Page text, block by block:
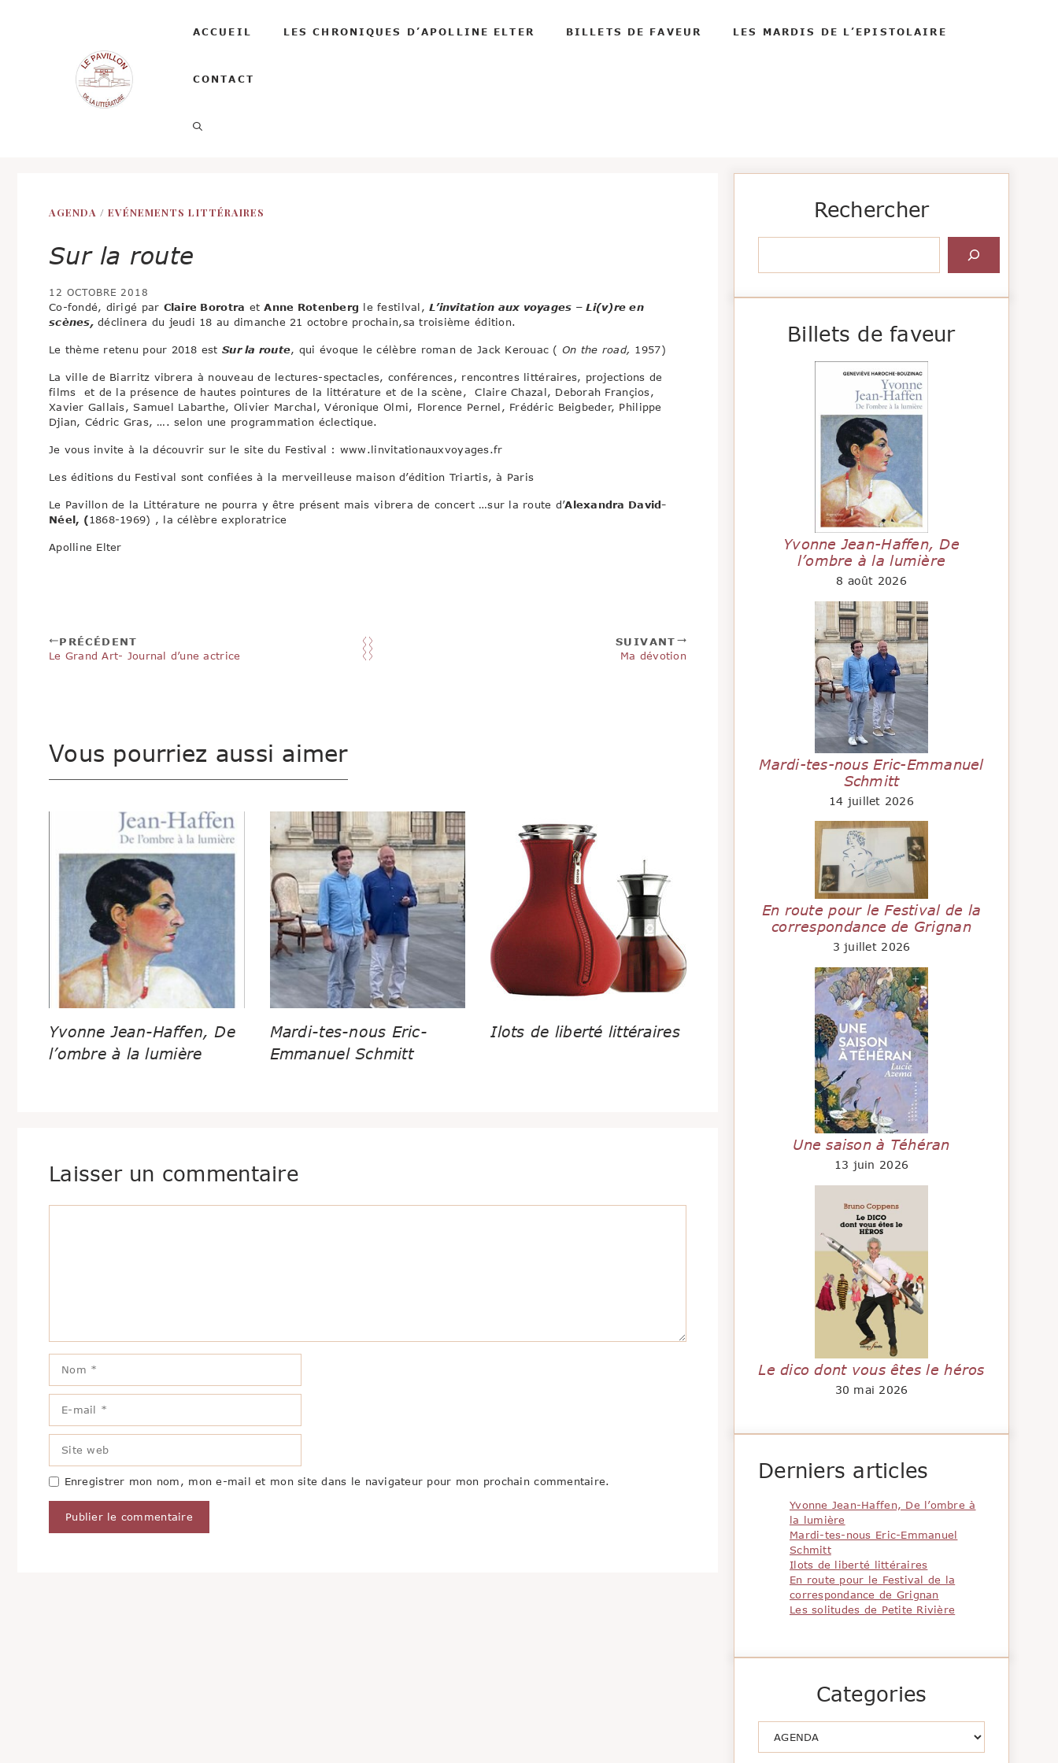
ACCUEIL LES CHRONIQUES D’APOLLINE ELTER BILLETS DE FAVEUR LES MARDIS DE L’EPISTOLAIRE
CONTACT
AGENDA /EVÉNEMENTS LITTÉRAIRES
Sur la route
12 OCTOBRE 2018
Co-fondé, dirigé par Claire Borotra etAnne Rotenberg le festilval,L’invitation aux voyages – Li(v)re en
scènes,déclinera du jeudi 18 au dimanche 21 octobre prochain,sa troisième édition.
Le thème retenu pour 2018 est Sur la route, qui évoque le célèbre roman de Jack Kerouac (On the road, 1957)
La ville de Biarritz vibrera à nouveau de lectures-spectacles, conférences, rencontres littéraires, projections de
films et de la présence de hautes pointures de la littérature et de la scène, Claire Chazal, Deborah Françios,
Xavier Gallais, Samuel Labarthe, Olivier Marchal, Véronique Olmi, Florence Pernel, Frédéric Beigbeder, Philippe
Djian, Cédric Gras, …. selon une programmation éclectique.
Je vous invite à la découvrir sur le site du Festival : www.linvitationauxvoyages.fr
Les éditions du Festival sont confiées à la merveilleuse maison d’édition Triartis, à Paris
Le Pavillon de la Littérature ne pourra y être présent mais vibrera de concert …sur la route d’Alexandra David-
Néel, (1868-1969) , la célèbre exploratrice
Apolline Elter
PRÉCÉDENT
Le Grand Art- Journal d’une actrice
SUIVANT
Ma dévotion
Vous pourriez aussi aimer
Yvonne Jean-Haffen, De
l’ombre à la lumière
Mardi-tes-nous Eric-
Emmanuel Schmitt
Ilots de liberté littéraires
Laisser un commentaire
mail
web
Enregistrer mon nom, mon e-mail et mon site dans le navigateur pour mon prochain commentaire.
Rechercher
Billets de faveur
Yvonne Jean-Haffen, De
l’ombre à la lumière
8 août 2026
Mardi-tes-nous Eric-Emmanuel
Schmitt
14 juillet 2026
En route pour le Festival de la
correspondance de Grignan
3 juillet 2026
Une saison à Téhéran
13 juin 2026
Le dico dont vous êtes le héros
30 mai 2026
Derniers articles
Yvonne Jean-Haffen, De l’ombre à
la lumière
Mardi-tes-nous Eric-Emmanuel
Schmitt
Ilots de liberté littéraires
En route pour le Festival de la
correspondance de Grignan
Les solitudes de Petite Rivière
Categories